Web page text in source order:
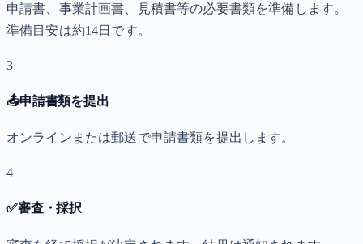
申請書、事業計画書、見積書等の必要書類を準備します。
準備目安は約14日です。
3
📤申請書類を提出
オンラインまたは郵送で申請書類を提出します。
4
✅審査・採択